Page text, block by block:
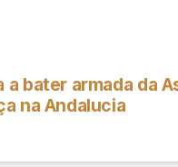
a bater armada da
na Andalucia